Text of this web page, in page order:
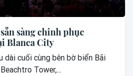
sàng chinh phục
Blanca City
dài cuối cùng bên bờ biển Bãi
Tower,...